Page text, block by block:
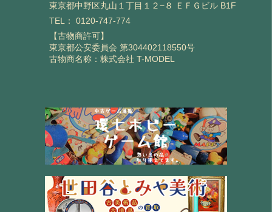
東京都中野区丸山１丁目１２−８ ＥＦＧビル B1F
TEL： 0120-747-774
【古物商許可】
東京都公安委員会 第304402118550号
古物商名称：株式会社 T-MODEL